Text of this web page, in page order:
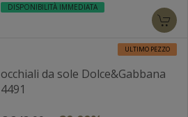
DISPONIBILITÀ IMMEDIATA
ULTIMO PEZZO
occhiali da sole Dolce&Gabbana
4491